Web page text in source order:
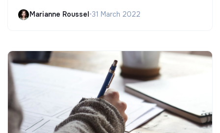
Marianne Roussel•31 March 2022